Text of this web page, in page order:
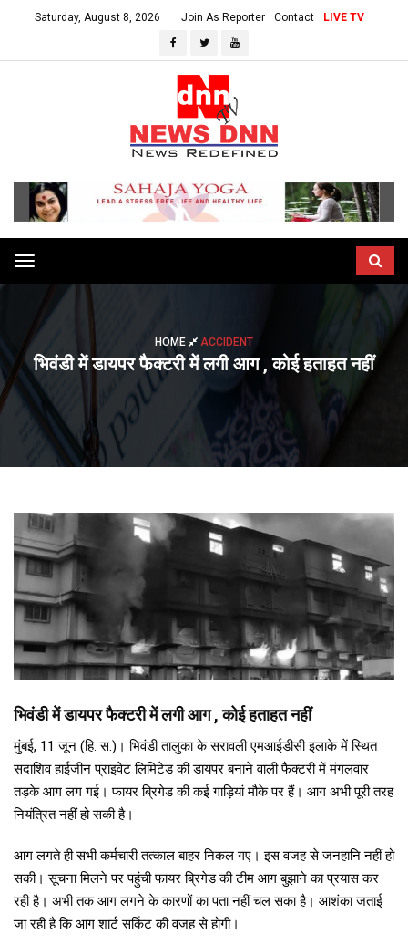
Saturday, August 8, 2026 Join As Reporter Contact LIVE TV
Toggle
navigation
HOME ACCIDENT
भिवंडी में डायपर फैक्टरी में लगी आग , कोई हताहत नहीं
भिवंडी में डायपर फैक्टरी में लगी आग , कोई हताहत नहीं
मुंबई, 11 जून (हि. स.)। भिवंडी तालुका के सरावली एमआईडीसी इलाके में स्थित
सदाशिव हाईजीन प्राइवेट लिमिटेड की डायपर बनाने वाली फैक्टरी में मंगलवार
तड़के आग लग गई। फायर ब्रिगेड की कई गाड़ियां मौके पर हैं। आग अभी पूरी तरह
नियंत्रित नहीं हो सकी है।
आग लगते ही सभी कर्मचारी तत्काल बाहर निकल गए। इस वजह से जनहानि नहीं हो
सकी। सूचना मिलने पर पहुंची फायर ब्रिगेड की टीम आग बुझाने का प्रयास कर
रही है। अभी तक आग लगने के कारणों का पता नहीं चल सका है। आशंका जताई
जा रही है कि आग शार्ट सर्किट की वजह से होगी।